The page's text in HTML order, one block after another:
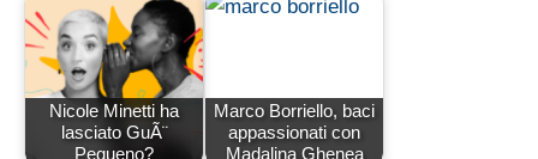
Nicole Minetti ha
lasciato GuÃ¨
Pequeno?
Marco Borriello, baci
appassionati con
Madalina Ghenea